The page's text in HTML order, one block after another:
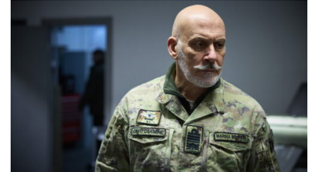
illustrato la strategia italiana in questo teatro